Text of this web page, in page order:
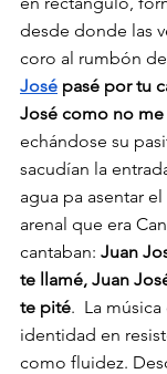
desde donde las
coro al rumbón
José pasé por tu
José como no
echándose su
sacudían la
agua pa asentar
arenal que era
cantaban: Juan
te llamé, Juan
te pité.  La
identidad en
como fluidez.